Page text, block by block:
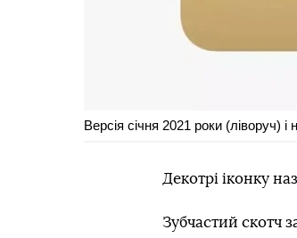
Версія січня 2021 роки (ліворуч) і
Декотрі іконку
Зубчастий скотч